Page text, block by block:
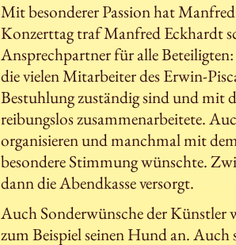
Mit besonderer Passion hat
Konzerttag traf Manfred Eckhardt
Ansprechpartner für alle
die vielen Mitarbeiter des Erwin-
Bestuhlung zuständig sind und mit
reibungslos zusammenarbeitete.
organisieren und manchmal mit
besondere Stimmung wünschte.
dann die Abendkasse versorgt.
Auch Sonderwünsche der
zum Beispiel seinen Hund an.